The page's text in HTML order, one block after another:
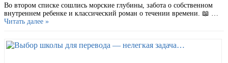
Во втором списке сошлись морские глубины, забота о собственном
внутреннем ребенке и классический роман о течении времени. 📖 …
Читать далее »